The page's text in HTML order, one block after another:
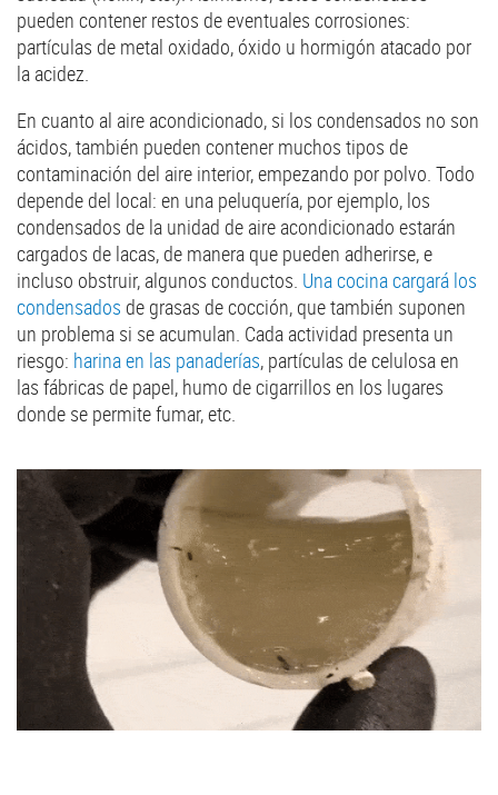
pueden contener restos de eventuales corrosiones:
partículas de metal oxidado, óxido u hormigón atacado por
la acidez.
En cuanto al aire acondicionado, si los condensados no son
ácidos, también pueden contener muchos tipos de
contaminación del aire interior, empezando por polvo. Todo
depende del local: en una peluquería, por ejemplo, los
condensados de la unidad de aire acondicionado estarán
cargados de lacas, de manera que pueden adherirse, e
incluso obstruir, algunos conductos. Una cocina cargará los
condensados de grasas de cocción, que también suponen
un problema si se acumulan. Cada actividad presenta un
riesgo: harina en las panaderías, partículas de celulosa en
las fábricas de papel, humo de cigarrillos en los lugares
donde se permite fumar, etc.